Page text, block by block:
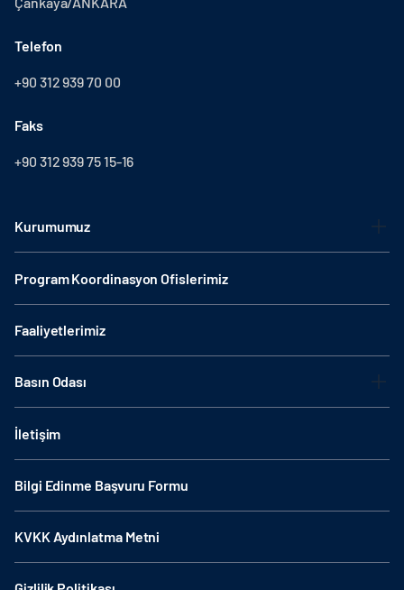
Telefon
+90 312 939 70 00
Faks
+90 312 939 75 15-16
Kurumumuz
Program Koordinasyon Ofislerimiz
Faaliyetlerimiz
Basın Odası
İletişim
Bilgi Edinme Başvuru Formu
KVKK Aydınlatma Metni